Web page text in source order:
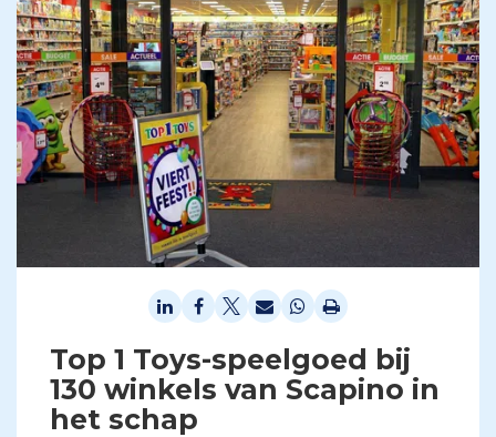
Top 1 Toys-speelgoed bij
130 winkels van Scapino in
het schap